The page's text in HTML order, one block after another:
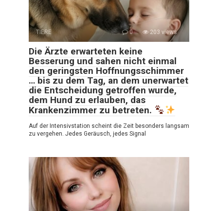
TIERE 0 203 views
Die Ärzte erwarteten keine
Besserung und sahen nicht einmal
den geringsten Hoffnungsschimmer
… bis zu dem Tag, an dem unerwartet
die Entscheidung getroffen wurde,
dem Hund zu erlauben, das
Krankenzimmer zu betreten.
Auf der Intensivstation scheint die Zeit besonders langsam
zu vergehen. Jedes Geräusch, jedes Signal